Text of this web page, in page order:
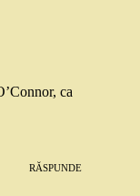
ca
RĂSPUNDE